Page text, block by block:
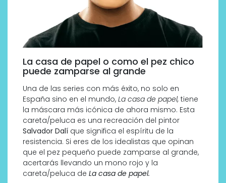
La casa de papel o como el pez chico
puede zamparse al grande
Una de las series con más éxito, no solo en
España sino en el mundo, La casa de papel, tiene
la máscara más icónica de ahora mismo. Esta
careta/peluca es una recreación del pintor
Salvador Dalí que significa el espíritu de la
resistencia. Si eres de los idealistas que opinan
que el pez pequeño puede zamparse al grande,
acertarás llevando un mono rojo y la
careta/peluca de La casa de papel.